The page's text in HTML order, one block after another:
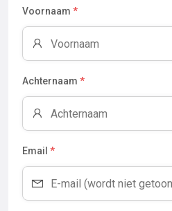
Voornaam *
Achternaam *
Email *